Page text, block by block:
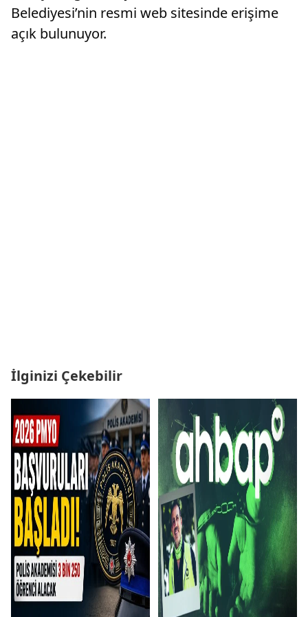
Belediyesi’nin resmi web sitesinde erişime
açık bulunuyor.
İlginizi Çekebilir